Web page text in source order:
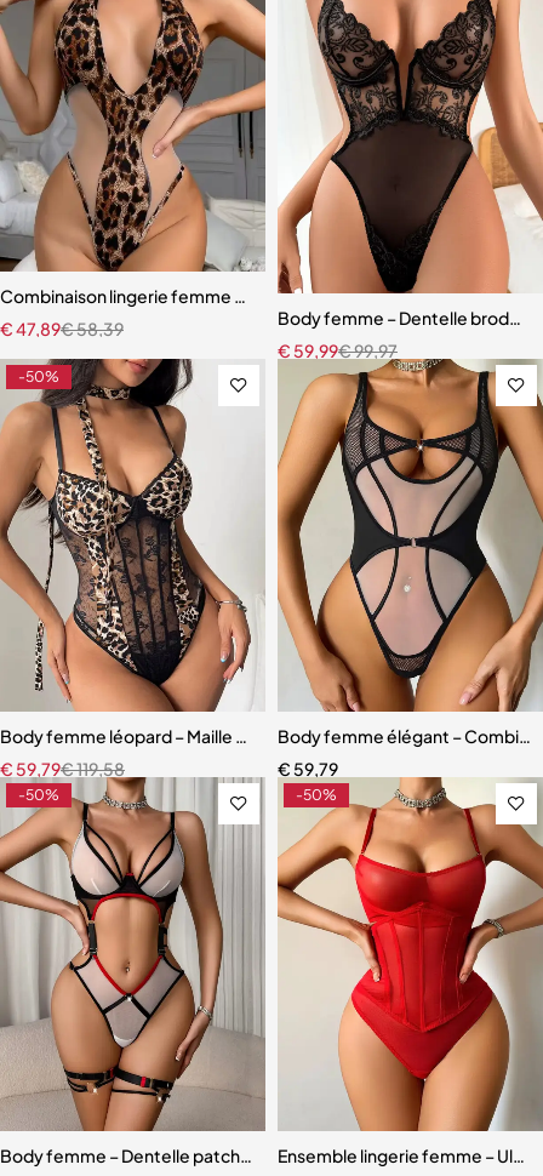
Combinaison lingerie femme – Léopard en maille transparente avec
€58,39
€47,89
Body femme – Dentelle brodée
€99,97
€ 59,99
-50%
Body femme léopard – Maille moulante sans manches (noir &
€119,58
€ 59,79
Body femme élégant –
€ 59,79
-50%
Body femme – Dentelle patchwork transparente, combinaison
-50%
Ensemble lingerie femme –